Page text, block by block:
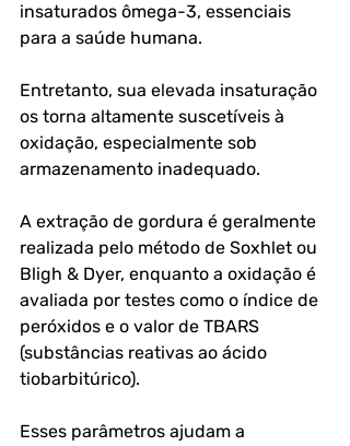
insaturados ômega-3, essenciais
para a saúde humana.
Entretanto, sua elevada insaturação
os torna altamente suscetíveis à
oxidação, especialmente sob
armazenamento inadequado.
A extração de gordura é geralmente
realizada pelo método de Soxhlet ou
Bligh & Dyer, enquanto a oxidação é
avaliada por testes como o índice de
peróxidos e o valor de TBARS
(substâncias reativas ao ácido
tiobarbitúrico).
Esses parâmetros ajudam a